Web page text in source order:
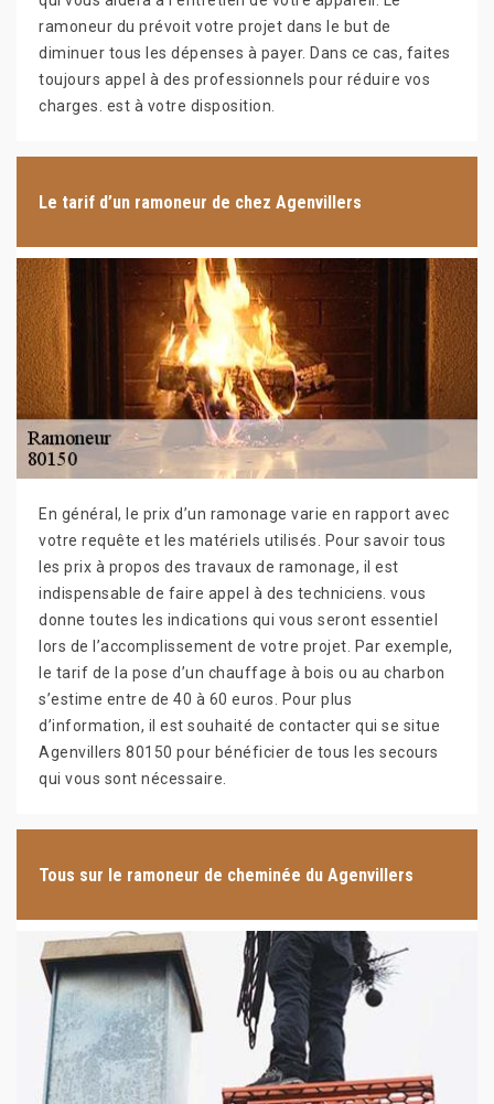
ramoneur du prévoit votre projet dans le but de
diminuer tous les dépenses à payer. Dans ce cas, faites
toujours appel à des professionnels pour réduire vos
charges. est à votre disposition.
Le tarif d’un ramoneur de chez Agenvillers
En général, le prix d’un ramonage varie en rapport avec
votre requête et les matériels utilisés. Pour savoir tous
les prix à propos des travaux de ramonage, il est
indispensable de faire appel à des techniciens. vous
donne toutes les indications qui vous seront essentiel
lors de l’accomplissement de votre projet. Par exemple,
le tarif de la pose d’un chauffage à bois ou au charbon
s’estime entre de 40 à 60 euros. Pour plus
d’information, il est souhaité de contacter qui se situe
Agenvillers 80150 pour bénéficier de tous les secours
qui vous sont nécessaire.
Tous sur le ramoneur de cheminée du Agenvillers